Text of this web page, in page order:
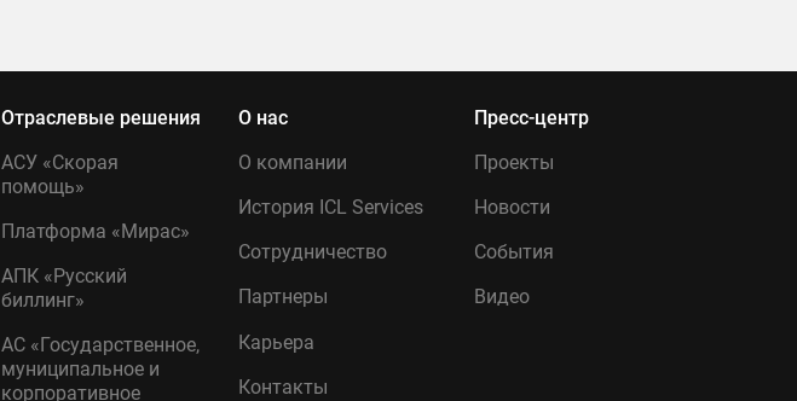
О нас
О компании
История ICL Services
Сотрудничество
Партнеры
Карьера
Контакты
Отраслевые решения
АСУ «Скорая
помощь»
Платформа «Мирас»
АПК «Русский
биллинг»
АС «Государственное,
муниципальное и
корпоративное
Пресс-центр
Проекты
Новости
События
Видео